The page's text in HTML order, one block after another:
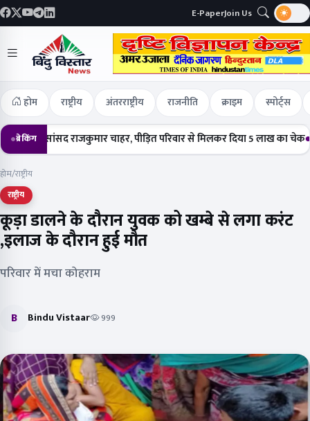
E-PaperJoin Us
होम राष्ट्रीय अंतरराष्ट्रीय राजनीति क्राइम स्पोर्ट्स
ब्रेकिंगराजकुमार चाहर, पीड़ित परिवार से मिलकर दिया 5 लाख का चेक
होम/राष्ट्रीय
राष्ट्रीय
कूड़ा डालने के दौरान युवक को खम्बे से लगा करंट
,इलाज के दौरान हुई मौत
परिवार में मचा कोहराम
B Bindu Vistaar 999